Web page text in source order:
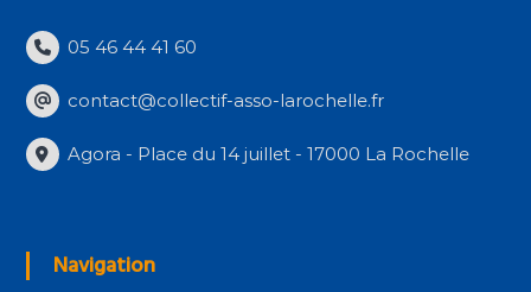
05 46 44 41 60
contact@collectif-asso-larochelle.fr
Agora - Place du 14 juillet - 17000 La Rochelle
Navigation